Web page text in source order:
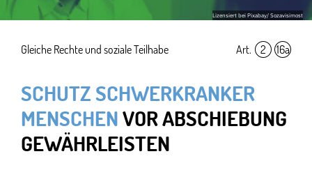
Lizensiert bei Pixabay/ Sozavisimost
Gleiche Rechte und soziale Teilhabe Art. 2 16a
SCHUTZ SCHWER­KRANKER
MENSCHENVOR ABSCHIEBUNG
GEWÄHR­LEISTEN